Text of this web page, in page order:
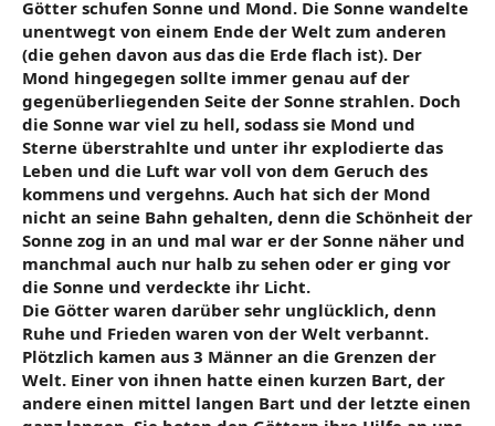
Götter schufen Sonne und Mond. Die Sonne wandelte
unentwegt von einem Ende der Welt zum anderen
(die gehen davon aus das die Erde flach ist). Der
Mond hingegegen sollte immer genau auf der
gegenüberliegenden Seite der Sonne strahlen. Doch
die Sonne war viel zu hell, sodass sie Mond und
Sterne überstrahlte und unter ihr explodierte das
Leben und die Luft war voll von dem Geruch des
kommens und vergehns. Auch hat sich der Mond
nicht an seine Bahn gehalten, denn die Schönheit der
Sonne zog in an und mal war er der Sonne näher und
manchmal auch nur halb zu sehen oder er ging vor
die Sonne und verdeckte ihr Licht.
Die Götter waren darüber sehr unglücklich, denn
Ruhe und Frieden waren von der Welt verbannt.
Plötzlich kamen aus 3 Männer an die Grenzen der
Welt. Einer von ihnen hatte einen kurzen Bart, der
andere einen mittel langen Bart und der letzte einen